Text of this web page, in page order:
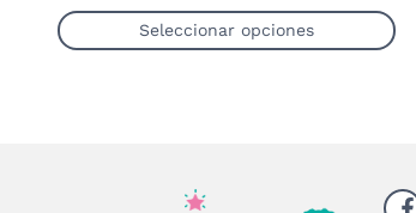
$28,800.00
Seleccionar opciones